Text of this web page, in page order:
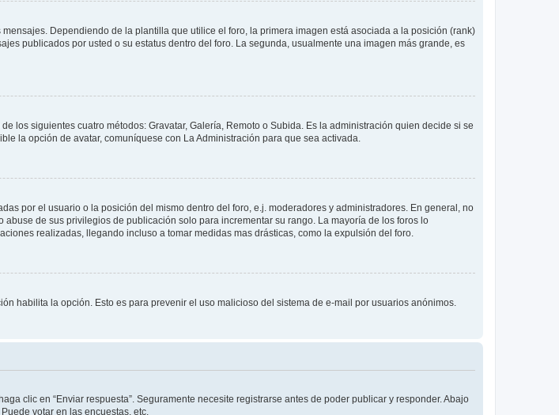
Dependiendo de la plantilla que utilice el foro, la primera imagen está asociada a la posición (rank)
publicados por usted o su estatus dentro del foro. La segunda, usualmente una imagen más grande, es
los siguientes cuatro métodos: Gravatar, Galería, Remoto o Subida. Es la administración quien decide si se
la opción de avatar, comuníquese con La Administración para que sea activada.
por el usuario o la posición del mismo dentro del foro, e.j. moderadores y administradores. En general, no
de sus privilegios de publicación solo para incrementar su rango. La mayoría de los foros lo
realizadas, llegando incluso a tomar medidas mas drásticas, como la expulsión del foro.
habilita la opción. Esto es para prevenir el uso malicioso del sistema de e-mail por usuarios anónimos.
clic en “Enviar respuesta”. Seguramente necesite registrarse antes de poder publicar y responder. Abajo
votar en las encuestas, etc.